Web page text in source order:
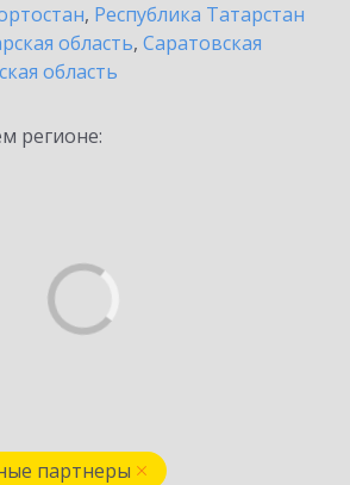
, Республика Татарстан
область, Саратовская
область
регионе:
партнеры